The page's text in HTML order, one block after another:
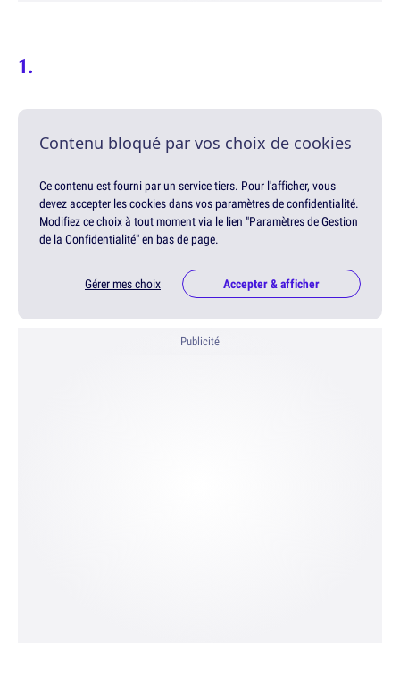
Contenu bloqué par vos choix de cookies
Ce contenu est fourni par un service tiers. Pour l'afficher, vous
devez accepter les cookies dans vos paramètres de confidentialité.
Modifiez ce choix à tout moment via le lien "Paramètres de Gestion
de la Confidentialité" en bas de page.
Gérer mes choix Accepter & afficher
Publicité